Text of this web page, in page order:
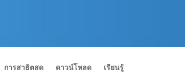
การสาธิตสด ดาวน์โหลด เรียนรู้